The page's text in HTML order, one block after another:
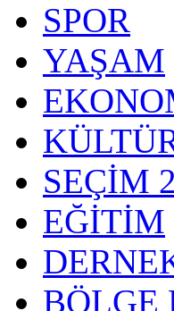
SPOR
YAŞAM
SEÇİM
EĞİTİM
BÖLGE